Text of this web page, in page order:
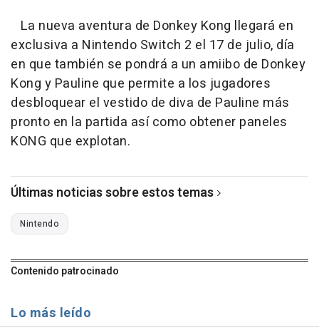
La nueva aventura de Donkey Kong llegará en
exclusiva a Nintendo Switch 2 el 17 de julio, día
en que también se pondrá a un amiibo de Donkey
Kong y Pauline que permite a los jugadores
desbloquear el vestido de diva de Pauline más
pronto en la partida así como obtener paneles
KONG que explotan.
Últimas noticias sobre estos temas
Nintendo
Contenido patrocinado
Lo más leído